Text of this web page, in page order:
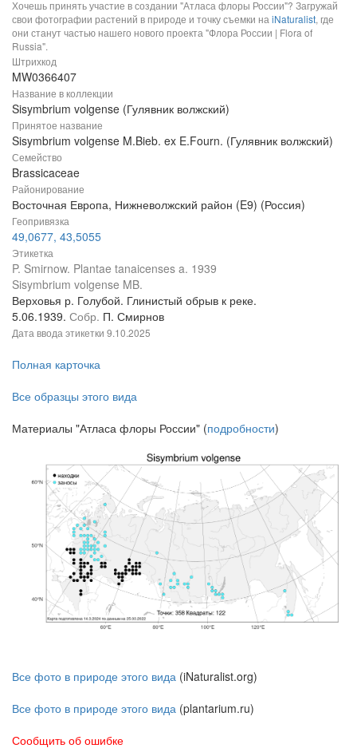
Хочешь принять участие в создании "Атласа флоры России"? Загружай
свои фотографии растений в природе и точку съемки на iNaturalist, где
они станут частью нашего нового проекта "Флора России | Flora of
Russia".
Штрихкод
MW0366407
Название в коллекции
Sisymbrium volgense (Гулявник волжский)
Принятое название
Sisymbrium volgense M.Bieb. ex E.Fourn. (Гулявник волжский)
Семейство
Brassicaceae
Районирование
Восточная Европа, Нижневолжский район (E9) (Россия)
Геопривязка
49,0677, 43,5055
Этикетка
P. Smirnow. Plantae tanaicenses a. 1939
Sisymbrium volgense MB.
Верховья р. Голубой. Глинистый обрыв к реке.
5.06.1939. Собр. П. Смирнов
Дата ввода этикетки 9.10.2025
Полная карточка
Все образцы этого вида
Материалы "Атласа флоры России" (подробности)
Все фото в природе этого вида (iNaturalist.org)
Все фото в природе этого вида (plantarium.ru)
Сообщить об ошибке